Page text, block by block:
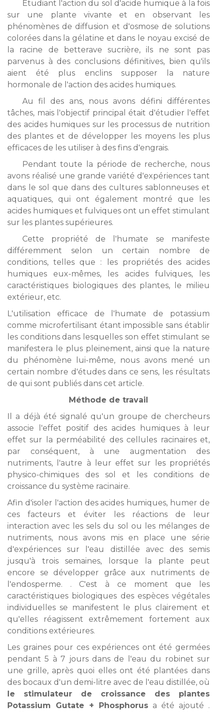
Étudiant l'action du sol d'acide humique à la fois
sur une plante vivante et en observant les
phénomènes de diffusion et d'osmose de solutions
colorées dans la gélatine et dans le noyau excisé de
la racine de betterave sucrière, ils ne sont pas
parvenus à des conclusions définitives, bien qu'ils
aient été plus enclins supposer la nature
hormonale de l'action des acides humiques.
Au fil des ans, nous avons défini différentes
tâches, mais l'objectif principal était d'étudier l'effet
des acides humiques sur les processus de nutrition
des plantes et de développer les moyens les plus
efficaces de les utiliser à des fins d'engrais.
Pendant toute la période de recherche, nous
avons réalisé une grande variété d'expériences tant
dans le sol que dans des cultures sablonneuses et
aquatiques, qui ont également montré que les
acides humiques et fulviques ont un effet stimulant
sur les plantes supérieures.
Cette propriété de l'humate se manifeste
différemment selon un certain nombre de
conditions, telles que : les propriétés des acides
humiques eux-mêmes, les acides fulviques, les
caractéristiques biologiques des plantes, le milieu
extérieur, etc.
L'utilisation efficace de l'humate de potassium
comme microfertilisant étant impossible sans établir
les conditions dans lesquelles son effet stimulant se
manifestera le plus pleinement, ainsi que la nature
du phénomène lui-même, nous avons mené un
certain nombre d'études dans ce sens, les résultats
de qui sont publiés dans cet article.
Méthode de travail
Il a déjà été signalé qu'un groupe de chercheurs
associe l'effet positif des acides humiques à leur
effet sur la perméabilité des cellules racinaires et,
par conséquent, à une augmentation des
nutriments, l'autre à leur effet sur les propriétés
physico-chimiques des sol et les conditions de
croissance du système racinaire.
Afin d'isoler l'action des acides humiques, humer de
ces facteurs et éviter les réactions de leur
interaction avec les sels du sol ou les mélanges de
nutriments, nous avons mis en place une série
d'expériences sur l'eau distillée avec des semis
jusqu'à trois semaines, lorsque la plante peut
encore se développer grâce aux nutriments de
l'endosperme. . C'est à ce moment que les
caractéristiques biologiques des espèces végétales
individuelles se manifestent le plus clairement et
qu'elles réagissent extrêmement fortement aux
conditions extérieures.
Les graines pour ces expériences ont été germées
pendant 5 à 7 jours dans de l'eau du robinet sur
une grille, après quoi elles ont été plantées dans
des bocaux d'un demi-litre avec de l'eau distillée, où
le stimulateur de croissance des plantes
Potassium Gutate + Phosphorus a été ajouté .